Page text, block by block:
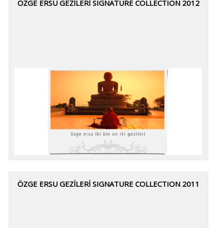
ÖZGE ERSU GEZİLERİ SIGNATURE COLLECTION 2012
ÖZGE ERSU GEZİLERİ SIGNATURE COLLECTION 2011